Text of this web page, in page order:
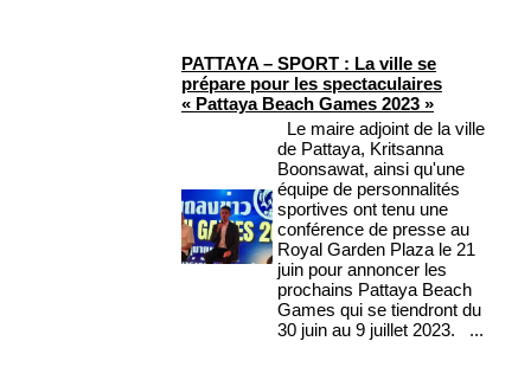
PATTAYA – SPORT : La ville se
prépare pour les spectaculaires
« Pattaya Beach Games 2023 »
Le maire adjoint de la ville
de Pattaya, Kritsanna
Boonsawat, ainsi qu'une
équipe de personnalités
sportives ont tenu une
conférence de presse au
Royal Garden Plaza le 21
juin pour annoncer les
prochains Pattaya Beach
Games qui se tiendront du
30 juin au 9 juillet 2023. ...